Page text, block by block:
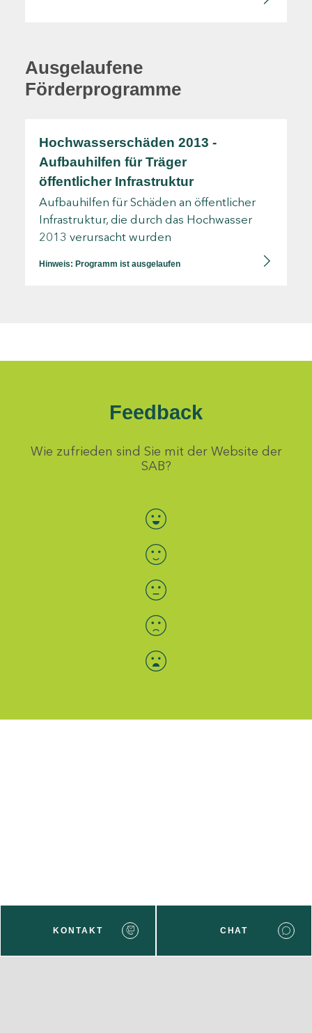
KONTAKT CHAT
Ausgelaufene
Förderprogramme
Hochwasserschäden 2013 -
Aufbauhilfen für Träger
öffentlicher Infrastruktur
Aufbauhilfen für Schäden an öffentlicher
Infrastruktur, die durch das Hochwasser
2013 verursacht wurden
Hinweis: Programm ist ausgelaufen
Feedback
Wie zufrieden sind Sie mit der Website der
SAB?
Bewertung auswählen
YouTube